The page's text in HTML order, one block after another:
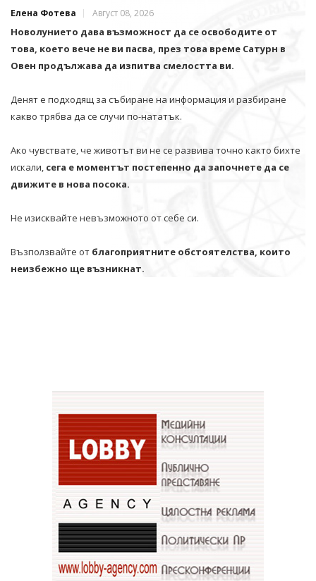
Елена Фотева Август 08, 2026
Новолунието дава възможност да се освободите от
това, което вече не ви пасва, през това време Сатурн в
Овен продължава да изпитва смелостта ви.
Денят е подходящ за събиране на информация и разбиране
какво трябва да се случи по-нататък.
Ако чувствате, че животът ви не се развива точно както бихте
искали, сега е моментът постепенно да започнете да се
движите в нова посока.
Не изисквайте невъзможното от себе си.
Възползвайте от благоприятните обстоятелства, които
неизбежно ще възникнат.